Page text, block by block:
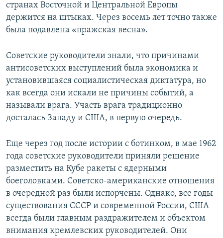
странах Восточной и Центральной Европы
держится на штыках. Через восемь лет точно также
была подавлена «пражская весна».
Советские руководители знали, что причинами
антисоветских выступлений была экономика и
установившаяся социалистическая диктатура, но
как всегда они искали не причины событий, а
называли врага. Участь врага традиционно
досталась Западу и США, в первую очередь.
Еще через год после истории с ботинком, в мае 1962
года советские руководители приняли решение
разместить на Кубе ракеты с ядерными
боеголовками. Советско-американские отношения
в очередной раз были испорчены. Однако, все годы
существования СССР и современной России, США
всегда были главным раздражителем и объектом
внимания кремлевских руководителей. Они